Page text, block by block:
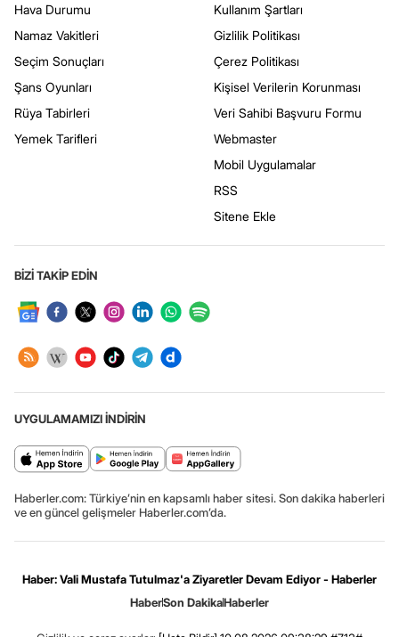
Hava Durumu
Namaz Vakitleri
Seçim Sonuçları
Şans Oyunları
Rüya Tabirleri
Yemek Tarifleri
Kullanım Şartları
Gizlilik Politikası
Çerez Politikası
Kişisel Verilerin Korunması
Veri Sahibi Başvuru Formu
Webmaster
Mobil Uygulamalar
RSS
Sitene Ekle
BİZİ TAKİP EDİN
UYGULAMAMIZI İNDİRİN
Haberler.com: Türkiye’nin en kapsamlı haber sitesi. Son dakika haberleri
ve en güncel gelişmeler Haberler.com’da.
Haber: Vali Mustafa Tutulmaz'a Ziyaretler Devam Ediyor - Haberler
HaberSon DakikaHaberler